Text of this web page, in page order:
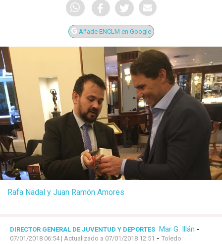
Añade ENCLM en Google
Rafa Nadal y Juan Ramón Amores
DIRECTOR GENERAL DE JUVENTUD Y DEPORTES Mar G. Illán -
07/01/2018 06:54| Actualizado a 07/01/2018 12:51 - Toledo